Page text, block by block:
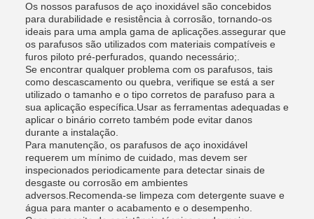
Os nossos parafusos de aço inoxidável são concebidos
para durabilidade e resistência à corrosão, tornando-os
ideais para uma ampla gama de aplicações.assegurar que
os parafusos são utilizados com materiais compatíveis e
furos piloto pré-perfurados, quando necessário;.
Se encontrar qualquer problema com os parafusos, tais
como descascamento ou quebra, verifique se está a ser
utilizado o tamanho e o tipo corretos de parafuso para a
sua aplicação específica.Usar as ferramentas adequadas e
aplicar o binário correto também pode evitar danos
durante a instalação.
Para manutenção, os parafusos de aço inoxidável
requerem um mínimo de cuidado, mas devem ser
inspecionados periodicamente para detectar sinais de
desgaste ou corrosão em ambientes
adversos.Recomenda-se limpeza com detergente suave e
água para manter o acabamento e o desempenho.